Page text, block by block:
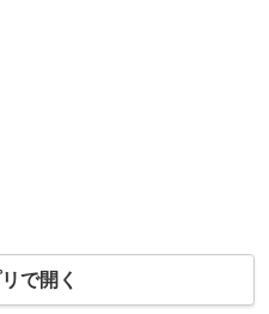
で開く